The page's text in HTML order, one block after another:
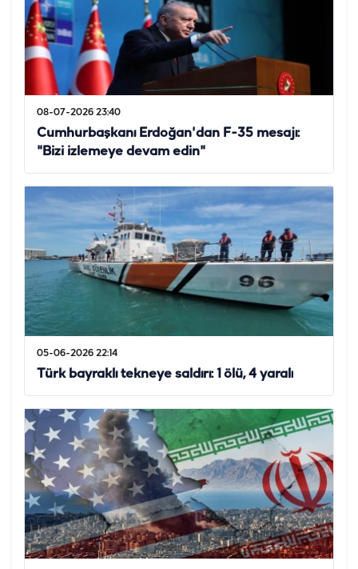
08-07-2026 23:40
Cumhurbaşkanı Erdoğan'dan F-35 mesajı:
"Bizi izlemeye devam edin"
05-06-2026 22:14
Türk bayraklı tekneye saldırı: 1 ölü, 4 yaralı